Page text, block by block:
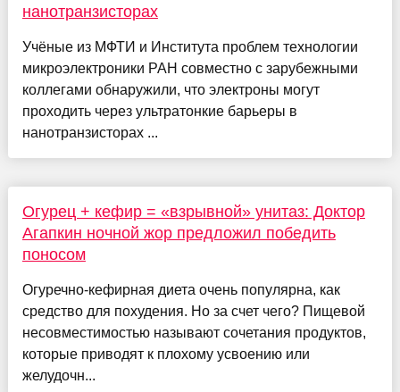
нанотранзисторах
Учёные из МФТИ и Института проблем технологии
микроэлектроники РАН совместно с зарубежными
коллегами обнаружили, что электроны могут
проходить через ультратонкие барьеры в
нанотранзисторах ...
Огурец + кефир = «взрывной» унитаз: Доктор
Агапкин ночной жор предложил победить
поносом
Огуречно-кефирная диета очень популярна, как
средство для похудения. Но за счет чего? Пищевой
несовместимостью называют сочетания продуктов,
которые приводят к плохому усвоению или
желудочн...